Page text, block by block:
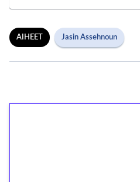
AIHEET Jasin Assehnoun